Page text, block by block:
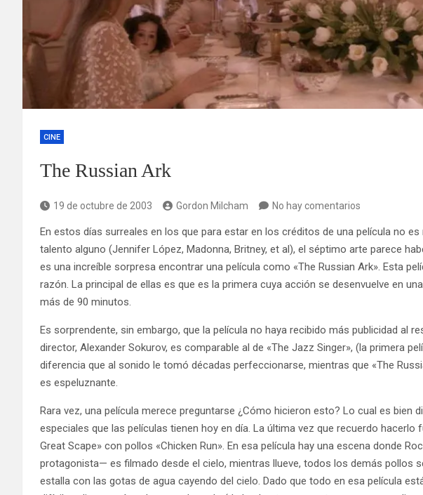
CINE
The Russian Ark
19 de octubre de 2003 Gordon Milcham No hay comentarios
En estos días surreales en los que para estar en los créditos de una película no
talento alguno (Jennifer López, Madonna, Britney, et al), el séptimo arte parece
es una increíble sorpresa encontrar una película como «The Russian Ark». Esta
razón. La principal de ellas es que es la primera cuya acción se desenvuelve en
más de 90 minutos.
Es sorprendente, sin embargo, que la película no haya recibido más publicidad al
director, Alexander Sokurov, es comparable al de «The Jazz Singer», (la primera
diferencia que al sonido le tomó décadas perfeccionarse, mientras que «The
es espeluznante.
Rara vez, una película merece preguntarse ¿Cómo hicieron esto? Lo cual es bien
especiales que las películas tienen hoy en día. La última vez que recuerdo hacerlo
Great Scape» con pollos «Chicken Run». En esa película hay una escena donde
protagonista— es filmado desde el cielo, mientras llueve, todos los demás pollos
estalla con las gotas de agua cayendo del cielo. Dado que todo en esa película